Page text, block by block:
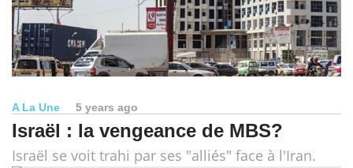
A La Une 5 years ago
Israël : la vengeance de MBS?
Israël se voit trahi par ses "alliés" face à l'Iran.